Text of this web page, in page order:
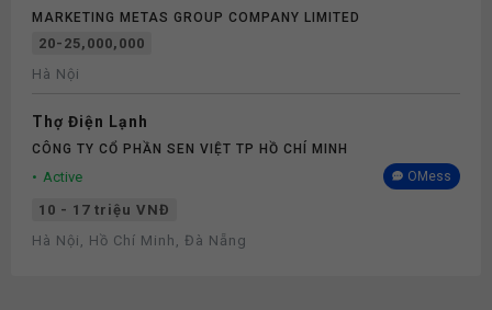
MARKETING METAS GROUP COMPANY LIMITED
20-25,000,000
Hà Nội
Thợ Điện Lạnh
CÔNG TY CỔ PHẦN SEN VIỆT TP HỒ CHÍ MINH
Active OMess
10 - 17 triệu VNĐ
Hà Nội, Hồ Chí Minh, Đà Nẵng